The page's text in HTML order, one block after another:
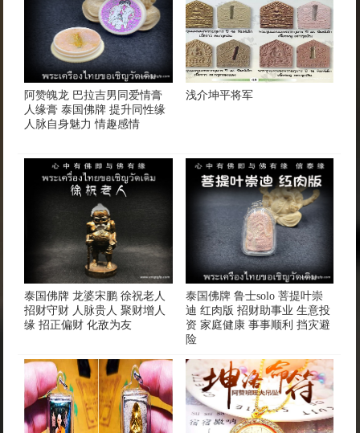
阿赞魄龙 巴拉吉男同爱情膏
人缘膏 泰国佛牌 提升同性缘
人脉自身魅力 情趣感情
浅介坤平将军
泰国佛牌 龙婆宋鹏 徐祝老人
招财守财 人脉贵人 聚财增人
缘 招正偏财 化敌为友
泰国佛牌 鲁士solo 菩提叶崇
迪 红肉版 招财助事业 生意投
资 家庭健康 事事顺利 挡灾避
险